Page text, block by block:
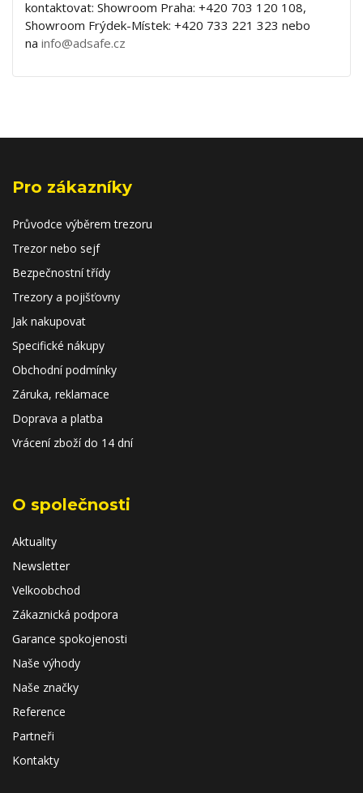
kontaktovat: Showroom Praha: +420 703 120 108,
Showroom Frýdek-Místek: +420 733 221 323 nebo
na info@adsafe.cz
Pro zákazníky
Průvodce výběrem trezoru
Trezor nebo sejf
Bezpečnostní třídy
Trezory a pojišťovny
Jak nakupovat
Specifické nákupy
Obchodní podmínky
Záruka, reklamace
Doprava a platba
Vrácení zboží do 14 dní
O společnosti
Aktuality
Newsletter
Velkoobchod
Zákaznická podpora
Garance spokojenosti
Naše výhody
Naše značky
Reference
Partneři
Kontakty